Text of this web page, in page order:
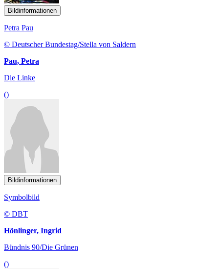
Bildinformationen
Petra Pau
© Deutscher Bundestag/Stella von Saldern
Pau, Petra
Die Linke
()
Bildinformationen
Symbolbild
© DBT
Hönlinger, Ingrid
Bündnis 90/Die Grünen
()